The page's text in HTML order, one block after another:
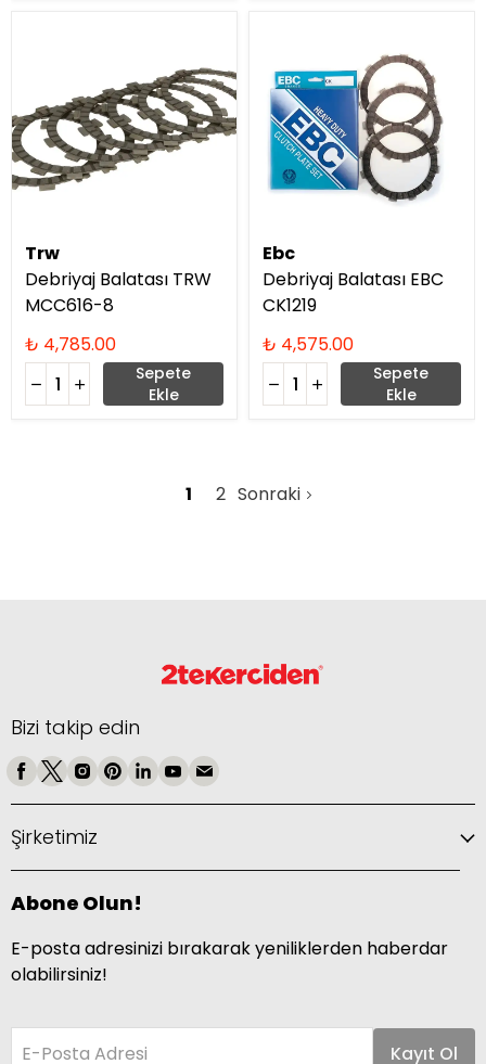
Trw
Debriyaj Balatası TRW
MCC616-8
₺ 4,785.00
Sepete
Ekle
Ebc
Debriyaj Balatası EBC
CK1219
₺ 4,575.00
Sepete
Ekle
1 2 Sonraki
Bizi takip edin
Şirketimiz
Abone Olun!
E-posta adresinizi bırakarak yeniliklerden haberdar
olabilirsiniz!
E-Posta Adresi Kayıt Ol